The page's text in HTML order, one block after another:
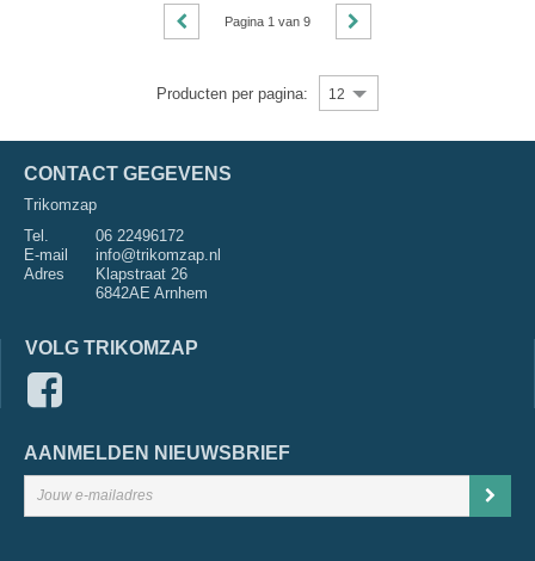
Producten per pagina: 12
Pagina 1 van 9
CONTACT GEGEVENS
Trikomzap
Tel.
06 22496172
E-mail
info@trikomzap.nl
Adres
Klapstraat 26
6842AE Arnhem
VOLG TRIKOMZAP
AANMELDEN NIEUWSBRIEF